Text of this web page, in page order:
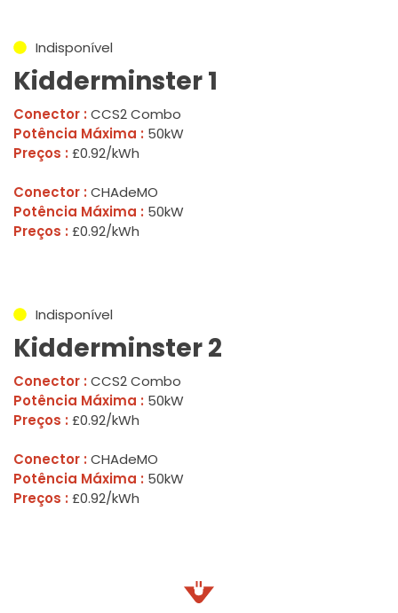
Indisponível
Kidderminster 1
Conector : CCS2 Combo
Potência Máxima : 50kW
Preços : £0.92/kWh
Conector : CHAdeMO
Potência Máxima : 50kW
Preços : £0.92/kWh
Indisponível
Kidderminster 2
Conector : CCS2 Combo
Potência Máxima : 50kW
Preços : £0.92/kWh
Conector : CHAdeMO
Potência Máxima : 50kW
Preços : £0.92/kWh